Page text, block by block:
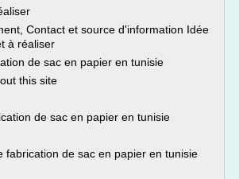
Contact et source d'information Idée
à réaliser
de sac en papier en tunisie
this site
de sac en papier en tunisie
fabrication de sac en papier en tunisie